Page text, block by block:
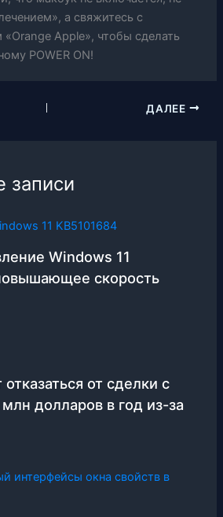
а свяжитесь с
Apple», чтобы сделать
POWER ON!
ДАЛЕЕ
записи
Windows 11
скорость
от сделки с
долларов в год из-за